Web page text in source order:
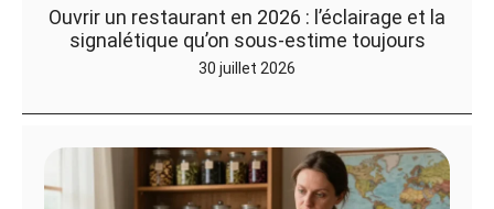
Ouvrir un restaurant en 2026 : l’éclairage et la
signalétique qu’on sous-estime toujours
30 juillet 2026